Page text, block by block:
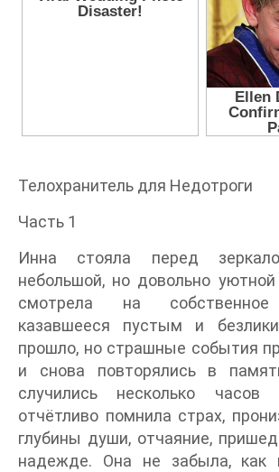
Телохранитель для Недотроги
Часть 1
Инна стояла перед
небольшой, но довольно
смотрела на собственное
казавшееся пустым и
прошло, но страшные события
и снова повторялись в
случились несколько
отчётливо помнила страх,
глубины души, отчаяние,
надежде. Она не забыла, как